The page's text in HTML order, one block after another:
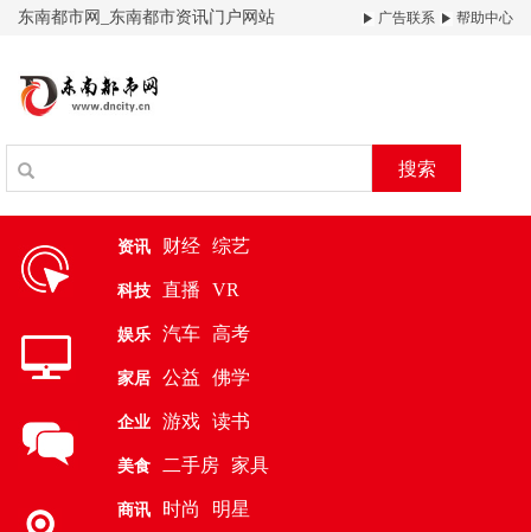
东南都市网_东南都市资讯门户网站 广告联系 帮助中心
搜索
资讯 财经 综艺
科技 直播 VR
娱乐 汽车 高考
家居 公益 佛学
企业 游戏 读书
美食 二手房 家具
商讯 时尚 明星